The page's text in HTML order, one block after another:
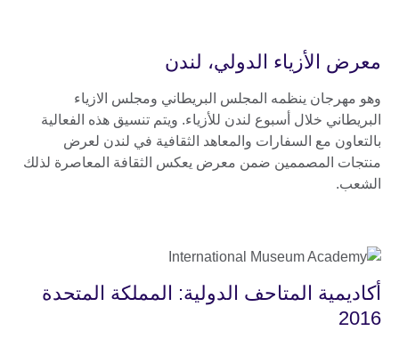
معرض الأزياء الدولي، لندن
وهو مهرجان ينظمه المجلس البريطاني ومجلس الازياء
البريطاني خلال أسبوع لندن للأزياء. ويتم تنسيق هذه الفعالية
بالتعاون مع السفارات والمعاهد الثقافية في لندن لعرض
منتجات المصممين ضمن معرض يعكس الثقافة المعاصرة لذلك
الشعب.
أكاديمية المتاحف الدولية: المملكة المتحدة
2016